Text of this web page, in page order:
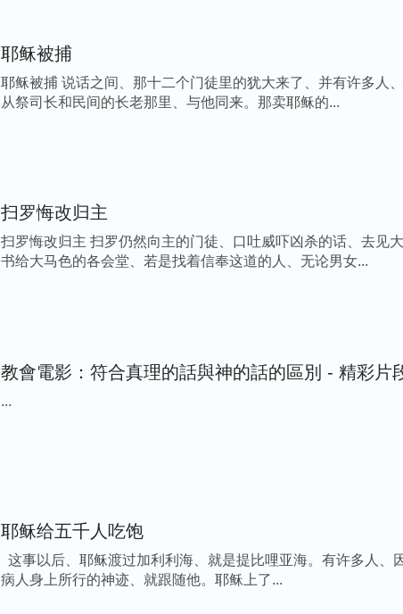
耶稣被捕
耶稣被捕 说话之间、那十二个门徒里的犹大来了、并有许多人、
从祭司长和民间的长老那里、与他同来。那卖耶稣的...
扫罗悔改归主
扫罗悔改归主 扫罗仍然向主的门徒、口吐威吓凶杀的话、去见
书给大马色的各会堂、若是找着信奉这道的人、无论男女...
教會電影：符合真理的話與神的話的區別 - 精彩片
...
耶稣给五千人吃饱
这事以后、耶稣渡过加利利海、就是提比哩亚海。有许多人、
病人身上所行的神迹、就跟随他。耶稣上了...